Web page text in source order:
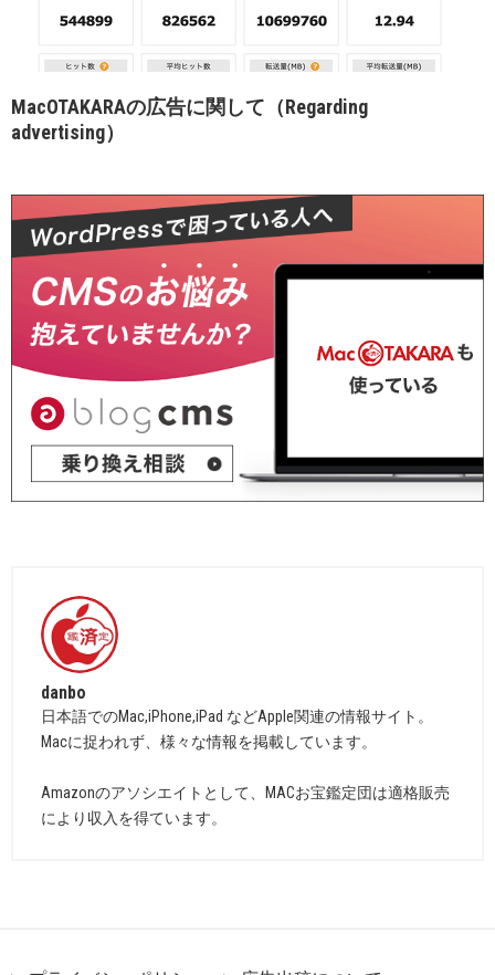
MacOTAKARAの広告に関して（Regarding
advertising）
danbo
日本語でのMac,iPhone,iPad などApple関連の情報サイト。
Macに捉われず、様々な情報を掲載しています。
Amazonのアソシエイトとして、MACお宝鑑定団は適格販売
により収入を得ています。